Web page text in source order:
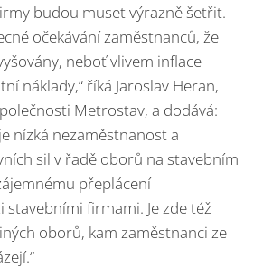
budou muset výrazně šetřit.
očekávání zaměstnanců, že
neboť vlivem inflace
náklady,“ říká Jaroslav Heran,
Metrostav, a dodává:
nízká nezaměstnanost a
sil v řadě oborů na stavebním
přeplácení
stavebními firmami. Je zde též
oborů, kam zaměstnanci ze